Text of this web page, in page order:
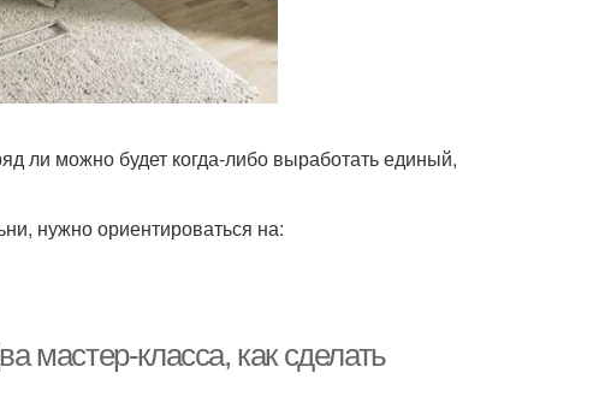
ли можно будет когда-либо выработать единый,
нужно ориентироваться на:
мастер-класса, как сделать